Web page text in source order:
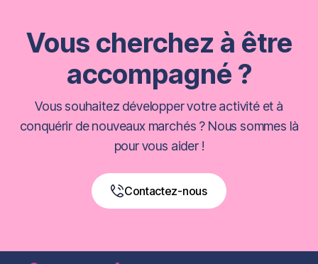
Vous cherchez à être
accompagné ?
Vous souhaitez développer votre activité et à
conquérir de nouveaux marchés ? Nous sommes là
pour vous aider !
Contactez-nous
Book a Free Call